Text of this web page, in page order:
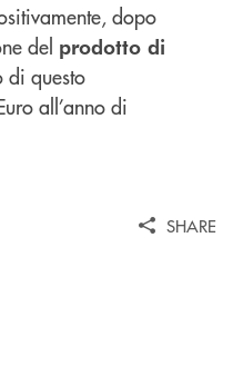
dopo
del prodotto di
di questo
all’anno di
SHARE